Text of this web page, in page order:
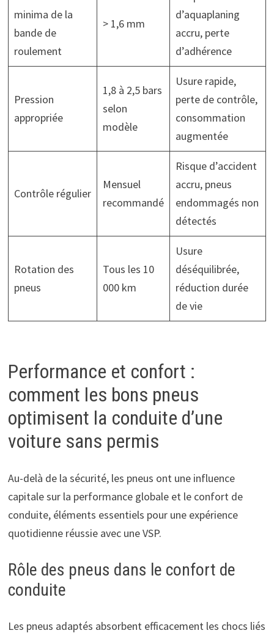
minima de la
bande de
roulement
> 1,6 mm
d’aquaplaning
accru, perte
d’adhérence
Pression
appropriée
1,8 à 2,5 bars
selon
modèle
Usure rapide,
perte de contrôle,
consommation
augmentée
Contrôle régulier
Mensuel
recommandé
Risque d’accident
accru, pneus
endommagés non
détectés
Rotation des
pneus
Tous les 10
000 km
Usure
déséquilibrée,
réduction durée
de vie
Performance et confort :
comment les bons pneus
optimisent la conduite d’une
voiture sans permis
Au-delà de la sécurité, les pneus ont une influence
capitale sur la performance globale et le confort de
conduite, éléments essentiels pour une expérience
quotidienne réussie avec une VSP.
Rôle des pneus dans le confort de
conduite
Les pneus adaptés absorbent efficacement les chocs liés